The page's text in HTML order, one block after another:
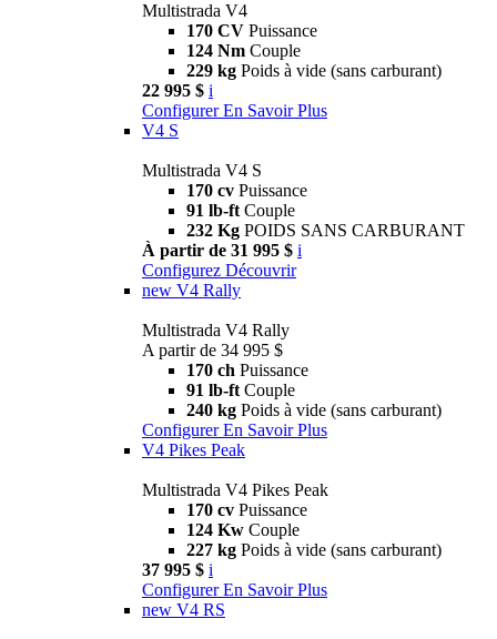
Multistrada V4
170 CV Puissance
124 Nm Couple
229 kg Poids à vide (sans carburant)
22 995 $ i
Configurer En Savoir Plus
V4 S
Multistrada V4 S
170 cv Puissance
91 lb-ft Couple
232 Kg POIDS SANS CARBURANT
À partir de 31 995 $ i
Configurez Découvrir
new V4 Rally
Multistrada V4 Rally
A partir de 34 995 $
170 ch Puissance
91 lb-ft Couple
240 kg Poids à vide (sans carburant)
Configurer En Savoir Plus
V4 Pikes Peak
Multistrada V4 Pikes Peak
170 cv Puissance
124 Kw Couple
227 kg Poids à vide (sans carburant)
37 995 $ i
Configurer En Savoir Plus
new V4 RS